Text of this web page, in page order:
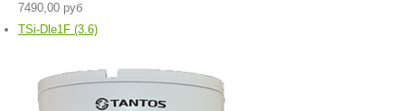
7490,00 руб
TSi-Dle1F (3.6)